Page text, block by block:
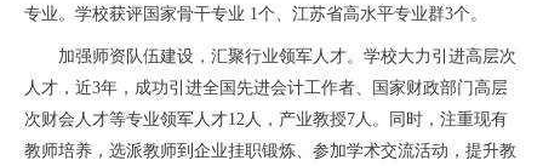
专业。学校获评国家骨干专业 1个、江苏省高水平专业群3个。
加强师资队伍建设，汇聚行业领军人才。学校大力引进高层次
人才，近3年，成功引进全国先进会计工作者、国家财政部门高层
次财会人才等专业领军人才12人，产业教授7人。同时，注重现有
教师培养，选派教师到企业挂职锻炼、参加学术交流活动，提升教